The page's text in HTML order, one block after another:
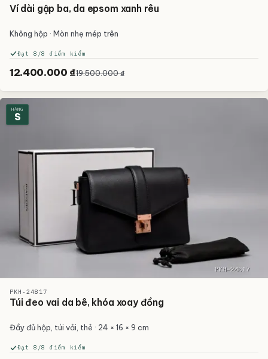
Ví dài gập ba, da epsom xanh rêu
Không hộp · Mòn nhẹ mép trên
Đạt 8/8 điểm kiểm
12.400.000 ₫19.500.000 ₫
HẠNG
S
PKH-24817
Túi đeo vai da bê, khóa xoay đồng
Đầy đủ hộp, túi vải, thẻ · 24 × 16 × 9 cm
Đạt 8/8 điểm kiểm